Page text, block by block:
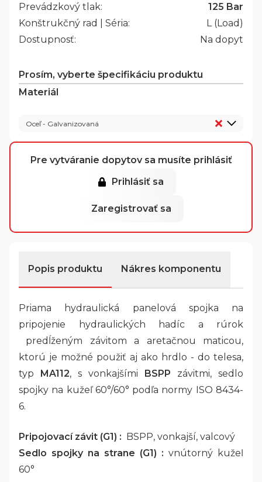
Prevádzkový tlak:
125 Bar
Konštrukčný rad | Séria:
L (Load)
Dostupnosť:
Na dopyt
Prosím, vyberte špecifikáciu produktu
Materiál
Oceľ - Galvanizovaná
Pre vytváranie dopytov sa musíte prihlásiť
Prihlásiť sa
Zaregistrovať sa
Popis produktu Nákres komponentu
Priama hydraulická panelová spojka na
pripojenie hydraulických hadíc a rúrok
predĺženým závitom a aretačnou maticou,
ktorú je možné použiť aj ako hrdlo - do telesa,
typ
MA112, s vonkajšími BSPP závitmi, sedlo
spojky na kužeľ 60°/60° podľa normy ISO 8434-
6.
Pripojovací závit (G1) : BSPP, vonkajší, valcový
Sedlo spojky na strane (G1) : vnútorný kužeľ
60°